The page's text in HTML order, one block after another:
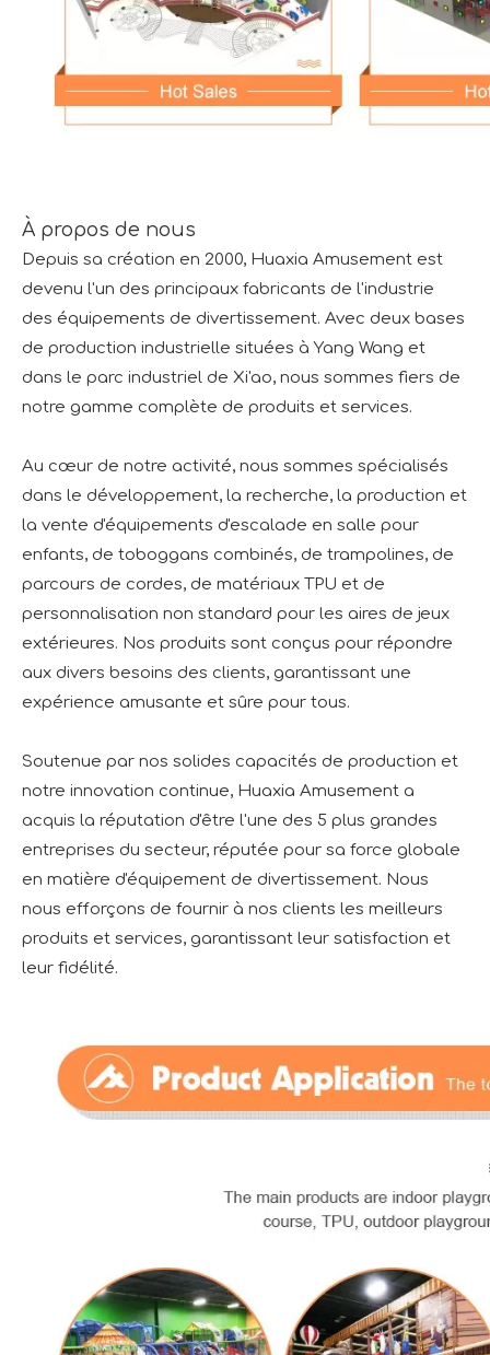
À propos de nous
Depuis sa création en 2000, Huaxia Amusement est
devenu l'un des principaux fabricants de l'industrie
des équipements de divertissement. Avec deux bases
de production industrielle situées à Yang Wang et
dans le parc industriel de Xi'ao, nous sommes fiers de
notre gamme complète de produits et services.
Au cœur de notre activité, nous sommes spécialisés
dans le développement, la recherche, la production et
la vente d'équipements d'escalade en salle pour
enfants, de toboggans combinés, de trampolines, de
parcours de cordes, de matériaux TPU et de
personnalisation non standard pour les aires de jeux
extérieures. Nos produits sont conçus pour répondre
aux divers besoins des clients, garantissant une
expérience amusante et sûre pour tous.
Soutenue par nos solides capacités de production et
notre innovation continue, Huaxia Amusement a
acquis la réputation d'être l'une des 5 plus grandes
entreprises du secteur, réputée pour sa force globale
en matière d'équipement de divertissement. Nous
nous efforçons de fournir à nos clients les meilleurs
produits et services, garantissant leur satisfaction et
leur fidélité.